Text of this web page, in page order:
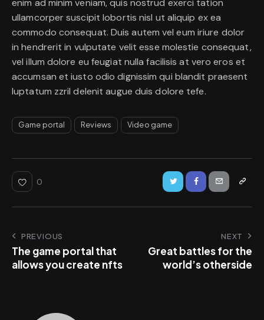
enim ad minim veniam, quis nostrud exerci tation
ullamcorper suscipit lobortis nisl ut aliquip ex ea
commodo consequat. Duis autem vel eum iriure dolor
in hendrerit in vulputate velit esse molestie consequat,
vel illum dolore eu feugiat nulla facilisis at vero eros et
accumsan et iusto odio dignissim qui blandit praesent
luptatum zzril delenit augue duis dolore tefe.
Game portal Reviews Video game
0
PREVIOUS
The game portal that
allows you create nfts
NEXT
Great battles for the
world’s otherside